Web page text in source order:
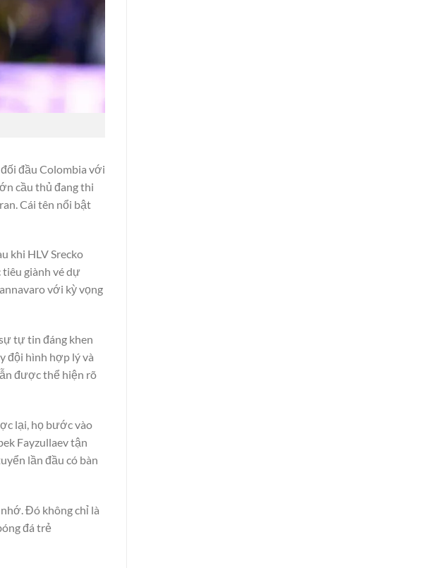
đầu Colombia với
cầu thủ đang thi
Cái tên nổi bật
khi HLV Srecko
tiêu giành vé dự
với kỳ vọng
tự tin đáng khen
đội hình hợp lý và
được thể hiện rõ
lại, họ bước vào
Fayzullaev tận
lần đầu có bàn
Đó không chỉ là
đá trẻ